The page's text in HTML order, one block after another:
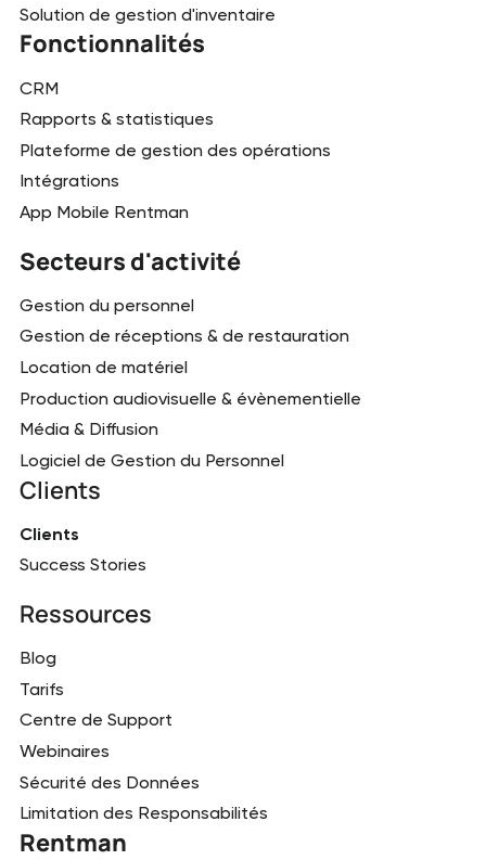
Solution de gestion d'inventaire
Fonctionnalités
CRM
Rapports & statistiques
Plateforme de gestion des opérations
Intégrations
App Mobile Rentman
Secteurs d'activité
Gestion du personnel
Gestion de réceptions & de restauration
Location de matériel
Production audiovisuelle & évènementielle
Média & Diffusion
Logiciel de Gestion du Personnel
Clients
Clients
Success Stories
Ressources
Blog
Tarifs
Centre de Support
Webinaires
Sécurité des Données
Limitation des Responsabilités
Rentman